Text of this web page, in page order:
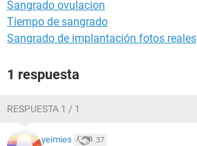
Sangrado ovulacion
Tiempo de sangrado
Sangrado de implantación fotos reales
1 respuesta
RESPUESTA 1 / 1
yeimies 37